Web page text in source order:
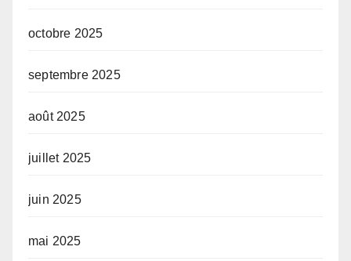
octobre 2025
septembre 2025
août 2025
juillet 2025
juin 2025
mai 2025